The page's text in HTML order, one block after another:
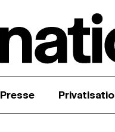
Presse